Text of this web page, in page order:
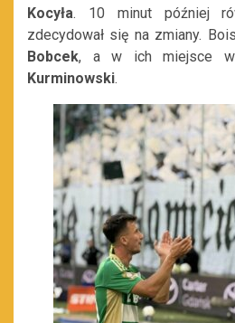
Kocyła. 10 minut później
zdecydował się na zmiany.
Bobcek, a w ich miejsce
Kurminowski.